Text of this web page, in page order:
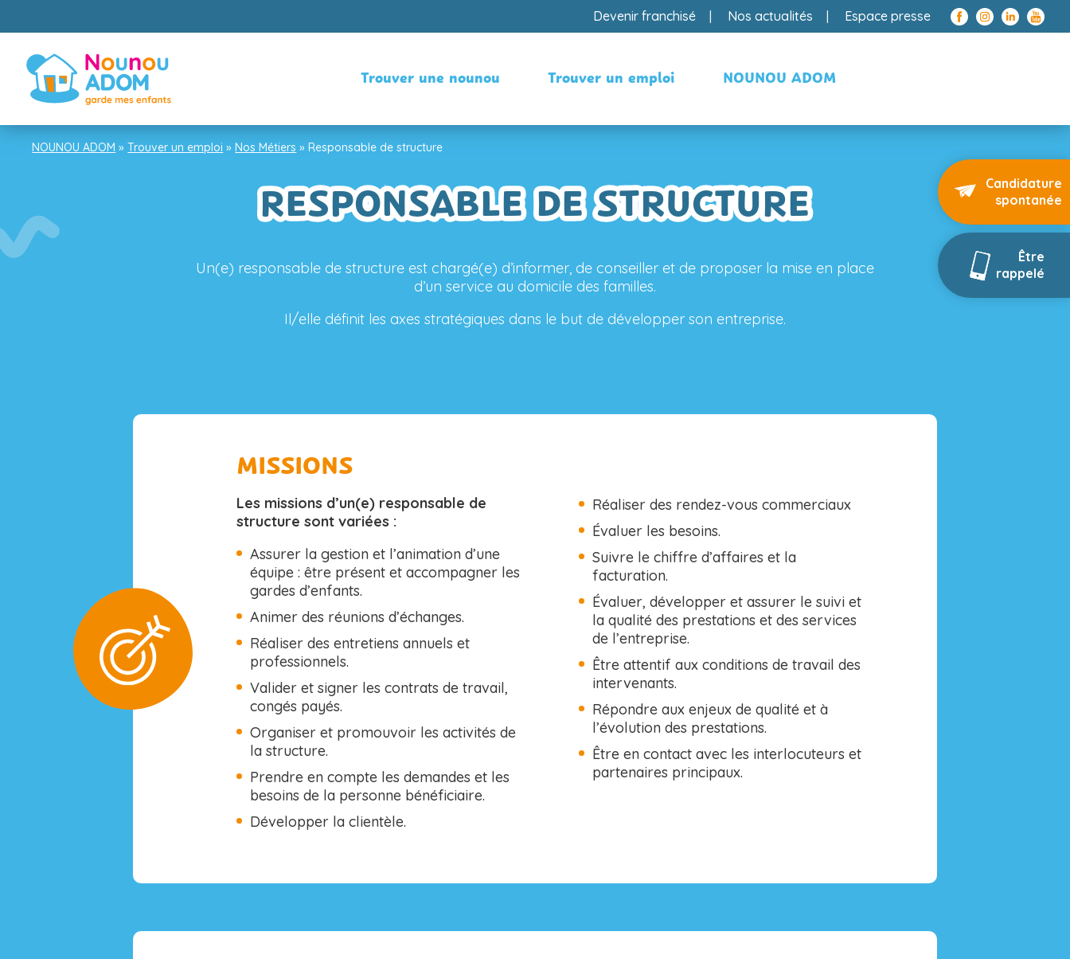
Devenir franchisé Nos actualités Espace presse
Trouver une nounou Trouver un emploi NOUNOU ADOM
Candidature
spontanée
Être
rappelé
NOUNOU ADOM »Trouver un emploi »Nos Métiers »Responsable de structure
RESPONSABLE DE STRUCTURE
Un(e) responsable de structure est chargé(e) d’informer, de conseiller et de proposer la mise en place
d’un service au domicile des familles.
Il/elle définit les axes stratégiques dans le but de développer son entreprise.
MISSIONS
Les missions d’un(e) responsable de
structure sont variées :
Assurer la gestion et l’animation d’une
équipe : être présent et accompagner les
gardes d’enfants.
Animer des réunions d’échanges.
Réaliser des entretiens annuels et
professionnels.
Valider et signer les contrats de travail,
congés payés.
Organiser et promouvoir les activités de
la structure.
Prendre en compte les demandes et les
besoins de la personne bénéficiaire.
Développer la clientèle.
Réaliser des rendez-vous commerciaux
Évaluer les besoins.
Suivre le chiffre d’affaires et la
facturation.
Évaluer, développer et assurer le suivi et
la qualité des prestations et des services
de l’entreprise.
Être attentif aux conditions de travail des
intervenants.
Répondre aux enjeux de qualité et à
l’évolution des prestations.
Être en contact avec les interlocuteurs et
partenaires principaux.